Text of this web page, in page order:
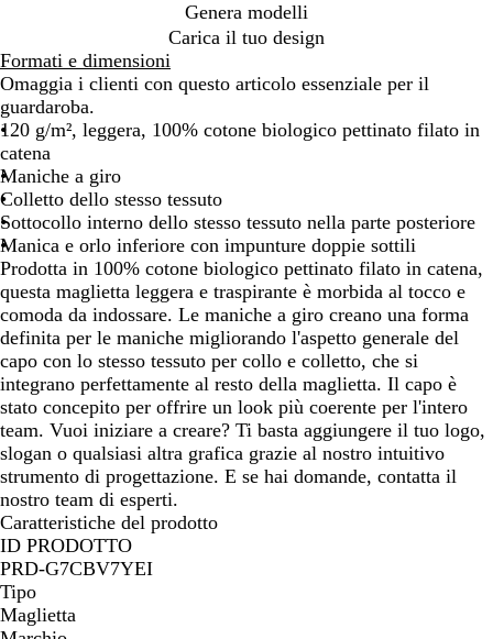
Genera modelli
Carica il tuo design
Formati e dimensioni
Omaggia i clienti con questo articolo essenziale per il
guardaroba.
120 g/m², leggera, 100% cotone biologico pettinato filato in
catena
Maniche a giro
Colletto dello stesso tessuto
Sottocollo interno dello stesso tessuto nella parte posteriore
Manica e orlo inferiore con impunture doppie sottili
Prodotta in 100% cotone biologico pettinato filato in catena,
questa maglietta leggera e traspirante è morbida al tocco e
comoda da indossare. Le maniche a giro creano una forma
definita per le maniche migliorando l'aspetto generale del
capo con lo stesso tessuto per collo e colletto, che si
integrano perfettamente al resto della maglietta. Il capo è
stato concepito per offrire un look più coerente per l'intero
team. Vuoi iniziare a creare? Ti basta aggiungere il tuo logo,
slogan o qualsiasi altra grafica grazie al nostro intuitivo
strumento di progettazione. E se hai domande, contatta il
nostro team di esperti.
Caratteristiche del prodotto
ID PRODOTTO
PRD-G7CBV7YEI
Tipo
Maglietta